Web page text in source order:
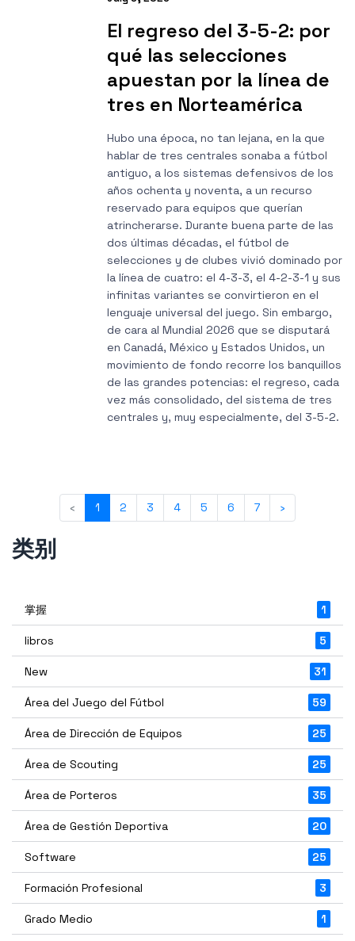
El regreso del 3-5-2: por
qué las selecciones
apuestan por la línea de
tres en Norteamérica
Hubo una época, no tan lejana, en la que
hablar de tres centrales sonaba a fútbol
antiguo, a los sistemas defensivos de los
años ochenta y noventa, a un recurso
reservado para equipos que querían
atrincherarse. Durante buena parte de las
dos últimas décadas, el fútbol de
selecciones y de clubes vivió dominado por
la línea de cuatro: el 4-3-3, el 4-2-3-1 y sus
infinitas variantes se convirtieron en el
lenguaje universal del juego. Sin embargo,
de cara al Mundial 2026 que se disputará
en Canadá, México y Estados Unidos, un
movimiento de fondo recorre los banquillos
de las grandes potencias: el regreso, cada
vez más consolidado, del sistema de tres
centrales y, muy especialmente, del 3-5-2.
‹ 1 2 3 4 5 6 7 ›
类别
掌握 1
libros 5
New 31
Área del Juego del Fútbol 59
Área de Dirección de Equipos 25
Área de Scouting 25
Área de Porteros 35
Área de Gestión Deportiva 20
Software 25
Formación Profesional 3
Grado Medio 1